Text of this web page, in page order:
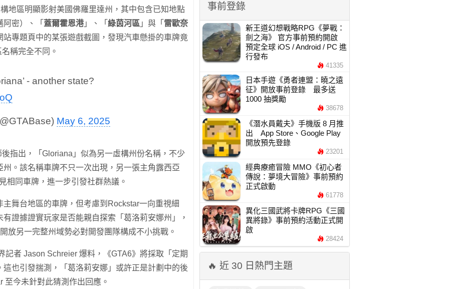
地區明顯影射美國佛羅里達州，其中包含已知地點
密）、「 蓋爾霍恩港」、「 綠茵河區 」與「 雷歐奈
專題頁中的某張遊戲截圖，發現汽車懸掛的車牌竟
稱完全不同。
- another state?
May 6, 2025
指出，「Gloriana」似為另一虛構州份名稱，不少
。該名稱車牌不只一次出現，另一張主角露西亞
相同車牌，進一步引發社群熱議。
舞台地區的車牌，但考慮到Rockstar一向重視細
證據證實玩家是否能親自探索「葛洛莉安娜州」，
放另一完整州域勢必對開發團隊構成不小挑戰。
記者 Jason Schreier 爆料，《GTA6》將採取「定期
也引發揣測，「葛洛莉安娜」或許正是計劃中的後
今未針對此猜測作出回應。
事前登錄
新王道幻想戰略RPG《夢戰：
劍之海》 官方事前預約開啟
預定全球 iOS / Android / PC 進
行發布
41335
日本手遊《勇者連盟：曉之遠
征》開放事前登錄 最多送
1000 抽獎勵
38678
《潛水員戴夫》手機版 8 月推
出 App Store、Google Play
開放預先登錄
23201
經典療癒冒險 MMO《初心者
傳說：夢境大冒險》事前預約
正式啟動
61778
異化三國武將卡牌RPG《三國
異將錄》事前預約活動正式開
啟
28424
🔥 近 30 日熱門主題